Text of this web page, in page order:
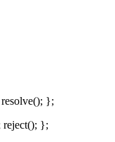
};
reject(); };